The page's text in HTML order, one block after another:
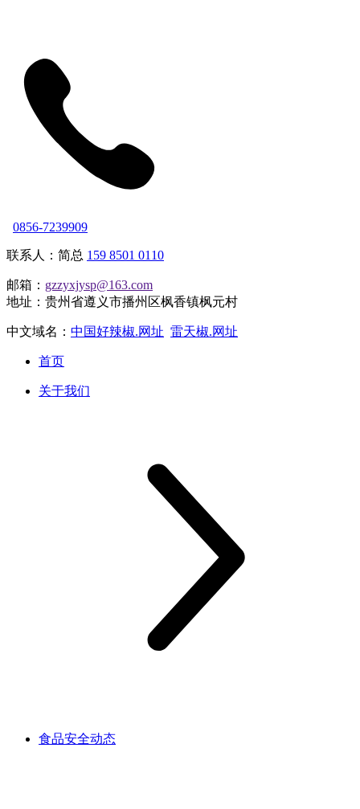
0856-7239909
联系人：简总 159 8501 0110
邮箱： gzzyxjysp@163.com
地址：贵州省遵义市播州区枫香镇枫元村
中文域名： 中国好辣椒.网址 雷天椒.网址
首页
关于我们
食品安全动态